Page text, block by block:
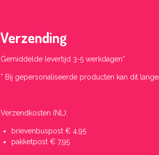
Verzending
Gemiddelde levertijd 3-5 werkdagen*
* Bij gepersonaliseerde producten kan dit
Verzendkosten (NL):
brievenbuspost € 4,95
pakketpost € 7,95